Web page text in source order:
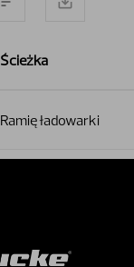
Ścieżka
Ramię ładowarki